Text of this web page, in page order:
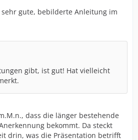
sehr gute, bebilderte Anleitung im
gibt, ist gut! Hat vielleicht
dass die länger bestehende
bekommt. Da steckt
drin, was die Präsentation betrifft